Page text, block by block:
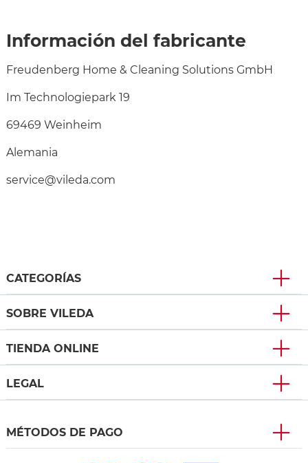
Información del fabricante
Freudenberg Home & Cleaning Solutions GmbH
Im Technologiepark 19
69469 Weinheim
Alemania
service@vileda.com
CATEGORÍAS
SOBRE VILEDA
TIENDA ONLINE
LEGAL
MÉTODOS DE PAGO